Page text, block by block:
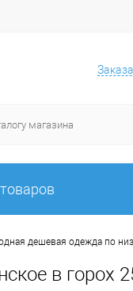
дешевая одежда по
в горох